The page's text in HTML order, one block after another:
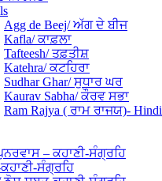
Agg de Beej/ ਅੱਗ ਦੇ ਬੀਜ
Kafla/ ਕਾਫ਼ਲਾ
Tafteesh/ ਤਫ਼ਤੀਸ਼
Katehra/ ਕਟਹਿਰਾ
Sudhar Ghar/ ਸੁਧਾਰ ਘਰ
Kaurav Sabha/ ਕੌਰਵ ਸਭਾ
Ram Rajya ( ਰਾਮ ਰਾਜਯ)- Hindi
– ਕਹਾਣੀ-ਸੰਗ੍ਰਹਿ
ਸੰਗ੍ਰਹਿ